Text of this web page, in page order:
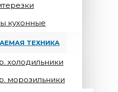
кухонные
ТЕХНИКА
холодильники
морозильники